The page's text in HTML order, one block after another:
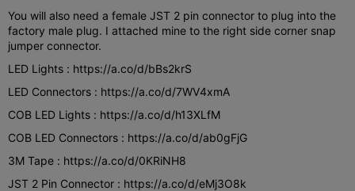
You will also need a female JST 2 pin connector to plug into the
factory male plug. I attached mine to the right side corner snap
jumper connector.
LED Lights : https://a.co/d/bBs2krS
LED Connectors : https://a.co/d/7WV4xmA
COB LED Lights : https://a.co/d/h13XLfM
COB LED Connectors : https://a.co/d/ab0gFjG
3M Tape : https://a.co/d/0KRiNH8
JST 2 Pin Connector : https://a.co/d/eMj3O8k